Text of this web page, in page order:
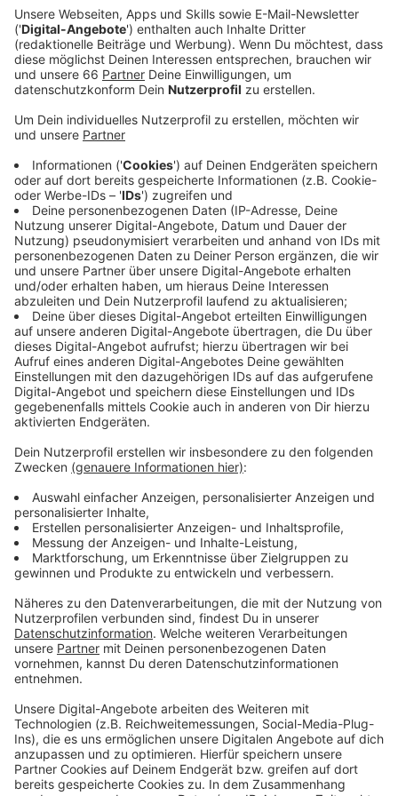
aufbessern.
Veröffentlicht:Donnerstag, 02.10.2025 13:18
Anzeige
Walnüsse und 10 Cent für ein Kilo Kastanien. Die Stadt
rät für die Sammlung und Abgabe zu Jutetaschen oder
offenen Körben - Plastiktüten seien ungeeignet. Ende
Oktober (22.10.) gibt es noch einen weiteren Termin,
an dem der Wildpark für die gesammelten Früchte
zahlt. Sie werden an die Mufflons und die Rehe und
Hirsche verfüttert.
Anzeige
Weitere Infos und Links zum Thema:
Anzeige
Baumfällungen auch im Wildpark
Events am Feiertagswochenende
Gleisarbeiten auf der Ludenberger Straße
Anzeige
Folge uns für mehr News & Updates:
Anzeige
Livestream|Instagram|Facebook|WhatsApp-Kanal
Anzeige